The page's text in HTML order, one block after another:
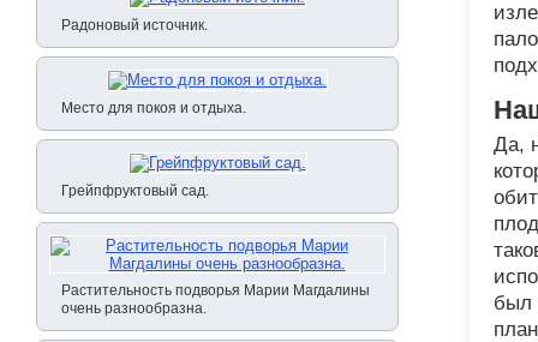
Радоновый источник.
Место для покоя и отдыха.
Грейпфруктовый сад.
Растительность подворья Марии Магдалины
очень разнообразна.
Да,
был